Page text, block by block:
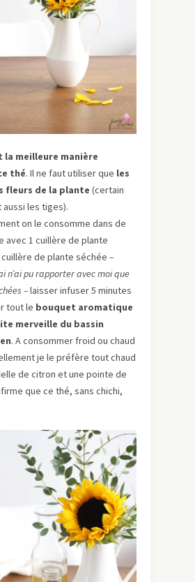
la meilleure manière
thé. Il ne faut utiliser que les
fleurs de la plante (certain
les tiges).
on le consomme dans de
avec 1 cuillère de plante
de plante séchée –
n’ai pu rapporter avec moi que
–laisser infuser 5 minutes
tout le bouquet aromatique
merveille du bassin
. A consommer froid ou chaud
je le préfère tout chaud
de citron et une pointe de
que ce thé, sans chichi,